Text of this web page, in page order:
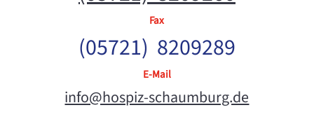
Fax
(05721) 8209289
E-Mail
info@hospiz-schaumburg.de